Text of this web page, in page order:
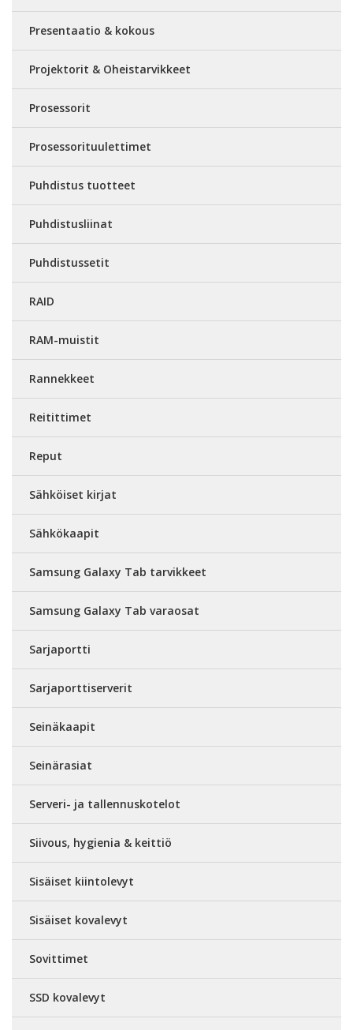
Presentaatio & kokous
Projektorit & Oheistarvikkeet
Prosessorit
Prosessorituulettimet
Puhdistus tuotteet
Puhdistusliinat
Puhdistussetit
RAID
RAM-muistit
Rannekkeet
Reitittimet
Reput
Sähköiset kirjat
Sähkökaapit
Samsung Galaxy Tab tarvikkeet
Samsung Galaxy Tab varaosat
Sarjaportti
Sarjaporttiserverit
Seinäkaapit
Seinärasiat
Serveri- ja tallennuskotelot
Siivous, hygienia & keittiö
Sisäiset kiintolevyt
Sisäiset kovalevyt
Sovittimet
SSD kovalevyt